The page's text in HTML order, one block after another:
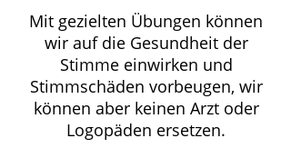
Mit gezielten Übungen können
wir auf die Gesundheit der
Stimme einwirken und
Stimmschäden vorbeugen, wir
können aber keinen Arzt oder
Logopäden ersetzen.